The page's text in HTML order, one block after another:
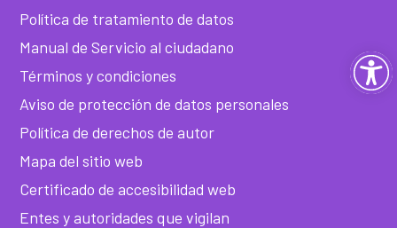
Política de tratamiento de datos
Manual de Servicio al ciudadano
Términos y condiciones
Aviso de protección de datos personales
Política de derechos de autor
Mapa del sitio web
Certificado de accesibilidad web
Entes y autoridades que vigilan